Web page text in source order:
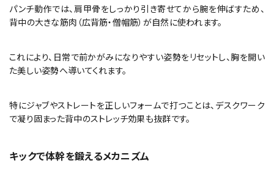
パンチ動作では、肩甲骨をしっかり引き寄せてから腕を伸ばすため、
背中の大きな筋肉（広背筋・僧帽筋）が自然に使われます。
これにより、日常で前かがみになりやすい姿勢をリセットし、胸を開い
た美しい姿勢へ導いてくれます。
特にジャブやストレートを正しいフォームで打つことは、デスクワーク
で凝り固まった背中のストレッチ効果も抜群です。
キックで体幹を鍛えるメカニズム